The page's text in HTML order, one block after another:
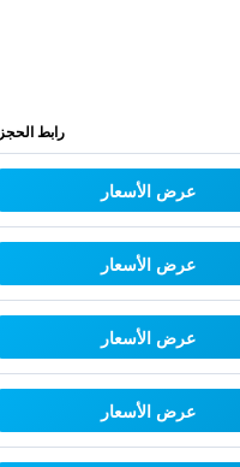
رابط الحجز
عرض الأسعار
عرض الأسعار
عرض الأسعار
عرض الأسعار